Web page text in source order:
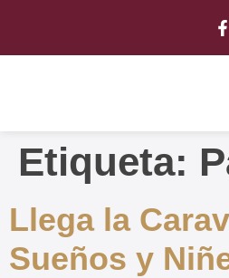
Etiqueta:
Llega la
Sueños y